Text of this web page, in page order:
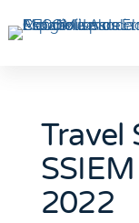
Travel
2022